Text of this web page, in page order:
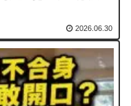
2026.06.30